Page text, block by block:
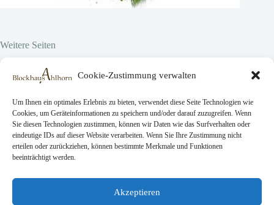
Cookie-Zustimmung verwalten
Um Ihnen ein optimales Erlebnis zu bieten, verwendet diese Seite Technologien wie
Cookies, um Geräteinformationen zu speichern und/oder darauf zuzugreifen. Wenn
Sie diesen Technologien zustimmen, können wir Daten wie das Surfverhalten oder
eindeutige IDs auf dieser Website verarbeiten. Wenn Sie Ihre Zustimmung nicht
erteilen oder zurückziehen, können bestimmte Merkmale und Funktionen
beeinträchtigt werden.
Akzeptieren
Weitere Seiten
Projekte
Über uns
Lavori
Rechtliche Seiten
AGB
Impressum